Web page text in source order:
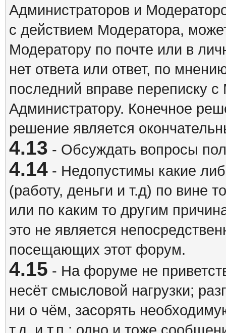
Администраторов и
с действием Модератора,
Модератору по почте или в
нет ответа или ответ, по
последний вправе переписку
Администратору. Конечное
решение является
4.13 - Обсуждать вопросы
4.14- Недопустимы какие
(работу, деньги и т.д) по вине
или по каким то другим
это не является
посещающих этот форум.
4.15 - На форуме не
несёт смысловой нагрузки;
ни о чём, засорять